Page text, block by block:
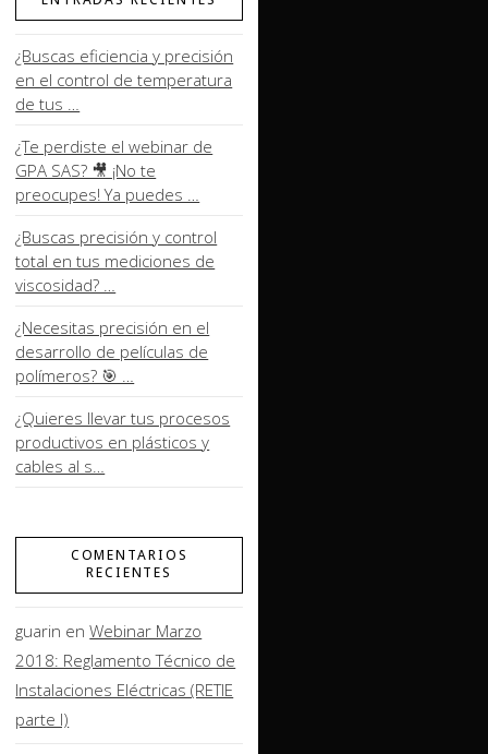
¿Buscas eficiencia y precisión
en el control de temperatura
de tus …
¿Te perdiste el webinar de
GPA SAS? 🎥 ¡No te
preocupes! Ya puedes …
¿Buscas precisión y control
total en tus mediciones de
viscosidad? …
¿Necesitas precisión en el
desarrollo de películas de
polímeros? 🎯 …
¿Quieres llevar tus procesos
productivos en plásticos y
cables al s…
COMENTARIOS
RECIENTES
guarin enWebinar Marzo
2018: Reglamento Técnico de
Instalaciones Eléctricas (RETIE
parte I)